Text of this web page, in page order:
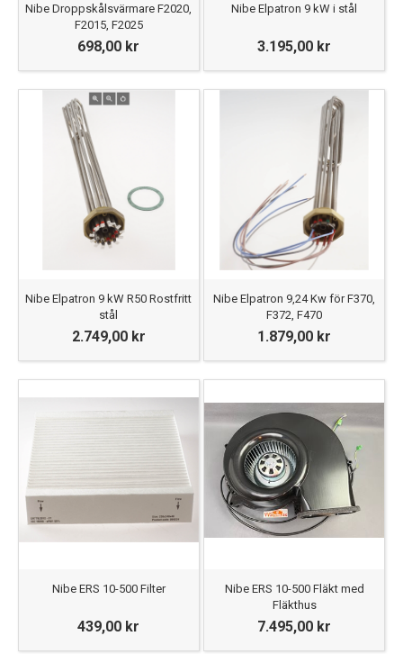
Nibe Droppskålsvärmare F2020,
F2015, F2025
698,00 kr
Nibe Elpatron 9 kW i stål
3.195,00 kr
Nibe Elpatron 9 kW R50 Rostfritt
stål
2.749,00 kr
Nibe Elpatron 9,24 Kw för F370,
F372, F470
1.879,00 kr
Nibe ERS 10-500 Filter
439,00 kr
Nibe ERS 10-500 Fläkt med
Fläkthus
7.495,00 kr